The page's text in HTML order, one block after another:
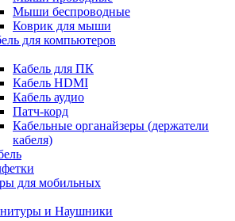
Мыши беспроводные
Коврик для мыши
для компьютеров
Кабель для ПК
Кабель HDMI
Кабель аудио
Патч-корд
Кабельные органайзеры (держатели
кабеля)
для мобильных
и Наушники